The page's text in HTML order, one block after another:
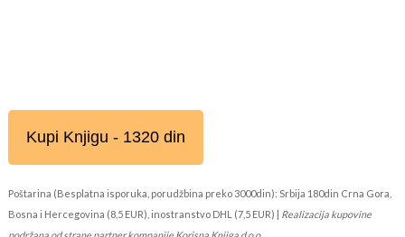
Kupi Knjigu - 1320 din
Poštarina (Besplatna isporuka, porudžbina preko 3000din): Srbija 180din Crna Gora,
Bosna i Hercegovina (8,5 EUR), inostranstvo DHL (7,5 EUR) | Realizacija kupovine